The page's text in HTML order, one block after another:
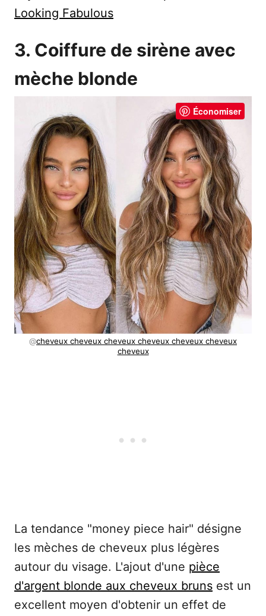
Looking Fabulous
3. Coiffure de sirène avec
mèche blonde
Économiser
@cheveux cheveux cheveux cheveux cheveux cheveux
cheveux
La tendance "money piece hair" désigne
les mèches de cheveux plus légères
autour du visage. L'ajout d'une pièce
d'argent blonde aux cheveux bruns est un
excellent moyen d'obtenir un effet de